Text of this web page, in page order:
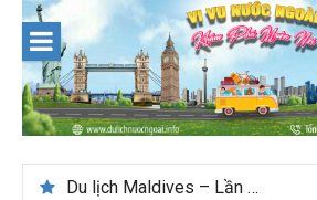
content
Du lịch Maldives – Lần đầu nên đi đâu, chơi gì?
Nên du lịch ở đâu ” giá tốt” dịp lễ quốc khánh 2/9